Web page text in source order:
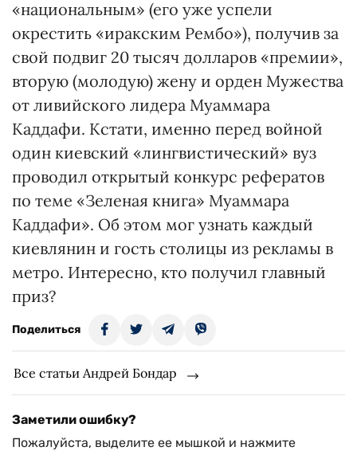
«национальным» (его уже успели
окрестить «иракским Рембо»), получив за
свой подвиг 20 тысяч долларов «премии»,
вторую (молодую) жену и орден Мужества
от ливийского лидера Муаммара
Каддафи. Кстати, именно перед войной
один киевский «лингвистический» вуз
проводил открытый конкурс рефератов
по теме «Зеленая книга» Муаммара
Каддафи». Об этом мог узнать каждый
киевлянин и гость столицы из рекламы в
метро. Интересно, кто получил главный
приз?
Поделиться
Все статьи Андрей Бондар
Заметили ошибку?
Пожалуйста, выделите ее мышкой и нажмите